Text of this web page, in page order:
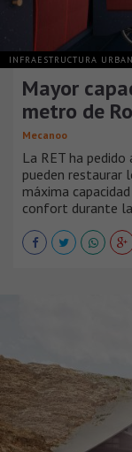
INFRAESTRUCTURA
Mayor
metro de
Mecanoo
La RET ha
pueden restaurar
máxima
confort durante